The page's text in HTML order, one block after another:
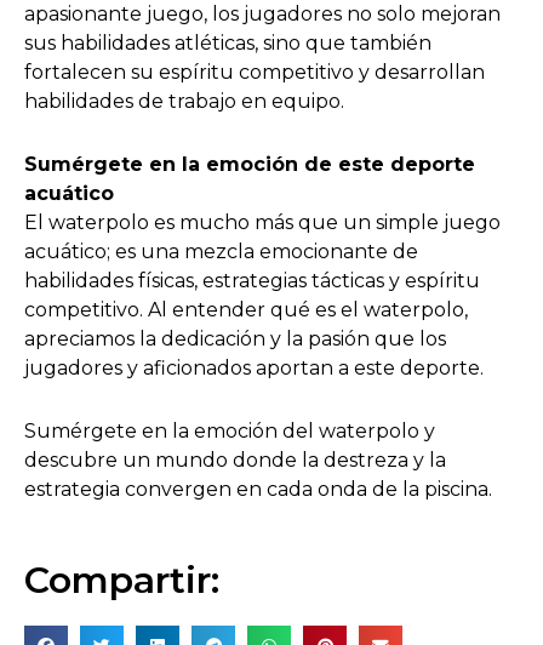
apasionante juego, los jugadores no solo mejoran
sus habilidades atléticas, sino que también
fortalecen su espíritu competitivo y desarrollan
habilidades de trabajo en equipo.
Sumérgete en la emoción de este deporte
acuático
El waterpolo es mucho más que un simple juego
acuático; es una mezcla emocionante de
habilidades físicas, estrategias tácticas y espíritu
competitivo. Al entender qué es el waterpolo,
apreciamos la dedicación y la pasión que los
jugadores y aficionados aportan a este deporte.
Sumérgete en la emoción del waterpolo y
descubre un mundo donde la destreza y la
estrategia convergen en cada onda de la piscina.
Compartir: